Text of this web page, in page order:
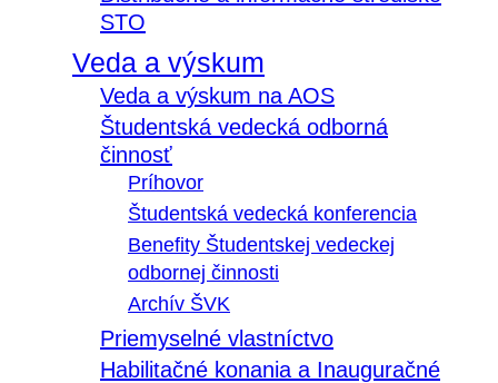
STO
Veda a výskum
Veda a výskum na AOS
Študentská vedecká odborná
činnosť
Príhovor
Študentská vedecká konferencia
Benefity Študentskej vedeckej
odbornej činnosti
Archív ŠVK
Priemyselné vlastníctvo
Habilitačné konania a Inauguračné